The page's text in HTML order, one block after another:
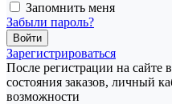
Запомнить меня
Забыли пароль?
Зарегистрироваться
После регистрации на сайте
состояния заказов, личный
возможности